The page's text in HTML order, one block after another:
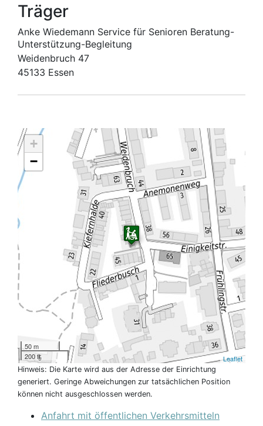
Träger
Anke Wiedemann Service für Senioren Beratung-
Unterstützung-Begleitung
Weidenbruch 47
45133 Essen
+
−
50 m
200 ft
Leaflet
Hinweis: Die Karte wird aus der Adresse der Einrichtung
generiert. Geringe Abweichungen zur tatsächlichen Position
können nicht ausgeschlossen werden.
Anfahrt mit öffentlichen Verkehrsmitteln